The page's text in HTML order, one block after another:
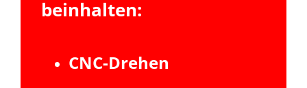
beinhalten:
CNC-Drehen